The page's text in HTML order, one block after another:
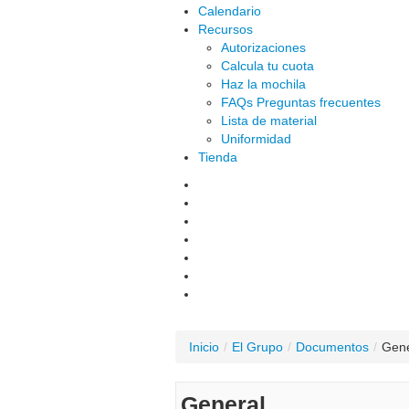
Calendario
Recursos
Autorizaciones
Calcula tu cuota
Haz la mochila
FAQs Preguntas frecuentes
Lista de material
Uniformidad
Tienda
Inicio / El Grupo / Documentos /